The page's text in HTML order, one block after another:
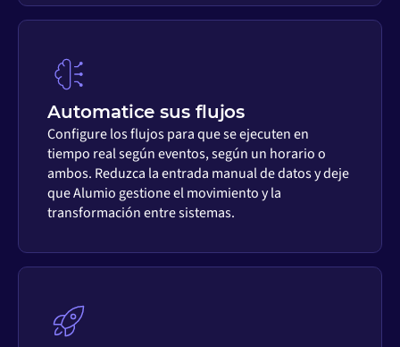
Automatice sus flujos
Configure los flujos para que se ejecuten en
tiempo real según eventos, según un horario o
ambos. Reduzca la entrada manual de datos y deje
que Alumio gestione el movimiento y la
transformación entre sistemas.